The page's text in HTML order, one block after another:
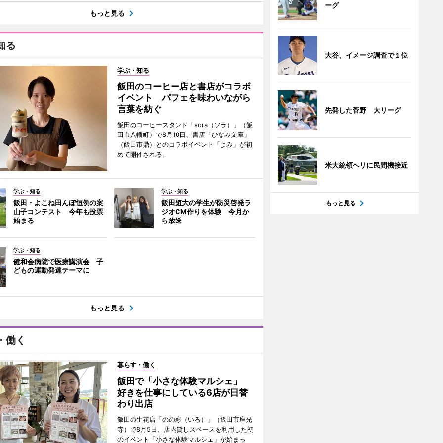
もっと見る
る
学ぶ・知る
飯田のコーヒー店と書店がコラボ
イベント パフェを味わいながら
言葉を紡ぐ
飯田のコーヒースタンド「sora（ソラ）」（飯
田市八幡町）で8月10日、書店「ひなみ文庫」
（飯田市鼎）とのコラボイベント「よみ」が初
めて開催される。
学ぶ・知る
飯田・よこね田んぼ恒例の案
山子コンテスト 今年も投票
始まる
学ぶ・知る
飯田短大の学生が防災啓発ラ
ジオCM作りを体験 今月か
ら放送
学ぶ・知る
健和会病院で医療講演会 子
どもの運動発達テーマに
もっと見る
働く
暮らす・働く
飯田で「小さな体験マルシェ」
好きを仕事にしている6店が日替
わり出店
飯田の生花店「のの彩（いろ）」（飯田市座光
寺）で8月5日、店内貸しスペースを利用した初
のイベント「小さな体験マルシェ」が始まっ
ーグ
大谷、イメージ調査で１位
先発した菅野 大リーグ
米大統領ヘリに民間機接近
もっと見る